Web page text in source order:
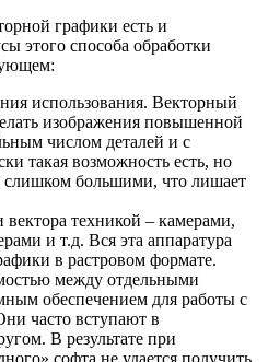
графики есть и
этого способа обработки
использования. Векторный
изображения повышенной
числом деталей и с
такая возможность есть, но
слишком большими, что лишает
техникой – камерами,
и т.д. Вся эта аппаратура
в растровом формате.
между отдельными
обеспечением для работы с
часто вступают в
В результате при